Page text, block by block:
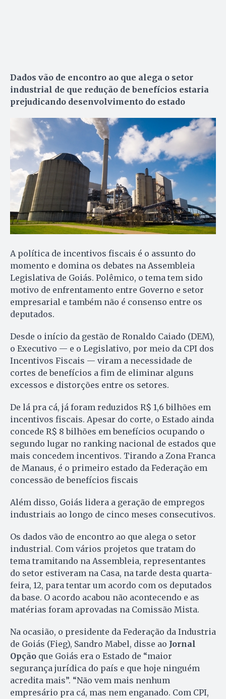
Dados vão de encontro ao que alega o setor
industrial de que redução de benefícios estaria
prejudicando desenvolvimento do estado
A política de incentivos fiscais é o assunto do
momento e domina os debates na Assembleia
Legislativa de Goiás. Polêmico, o tema tem sido
motivo de enfrentamento entre Governo e setor
empresarial e também não é consenso entre os
deputados.
Desde o início da gestão de Ronaldo Caiado (DEM),
o Executivo — e o Legislativo, por meio da CPI dos
Incentivos Fiscais — viram a necessidade de
cortes de benefícios a fim de eliminar alguns
excessos e distorções entre os setores.
De lá pra cá, já foram reduzidos R$ 1,6 bilhões em
incentivos fiscais. Apesar do corte, o Estado ainda
concede R$ 8 bilhões em benefícios ocupando o
segundo lugar no ranking nacional de estados que
mais concedem incentivos. Tirando a Zona Franca
de Manaus, é o primeiro estado da Federação em
concessão de benefícios fiscais
Além disso, Goiás lidera a geração de empregos
industriais ao longo de cinco meses consecutivos.
Os dados vão de encontro ao que alega o setor
industrial. Com vários projetos que tratam do
tema tramitando na Assembleia, representantes
do setor estiveram na Casa, na tarde desta quarta-
feira, 12, para tentar um acordo com os deputados
da base. O acordo acabou não acontecendo e as
matérias foram aprovadas na Comissão Mista.
Na ocasião, o presidente da Federação da Industria
de Goiás (Fieg), Sandro Mabel, disse ao Jornal
Opção que Goiás era o Estado de “maior
segurança jurídica do país e que hoje ninguém
acredita mais”. “Não vem mais nenhum
empresário pra cá, mas nem enganado. Com CPI,